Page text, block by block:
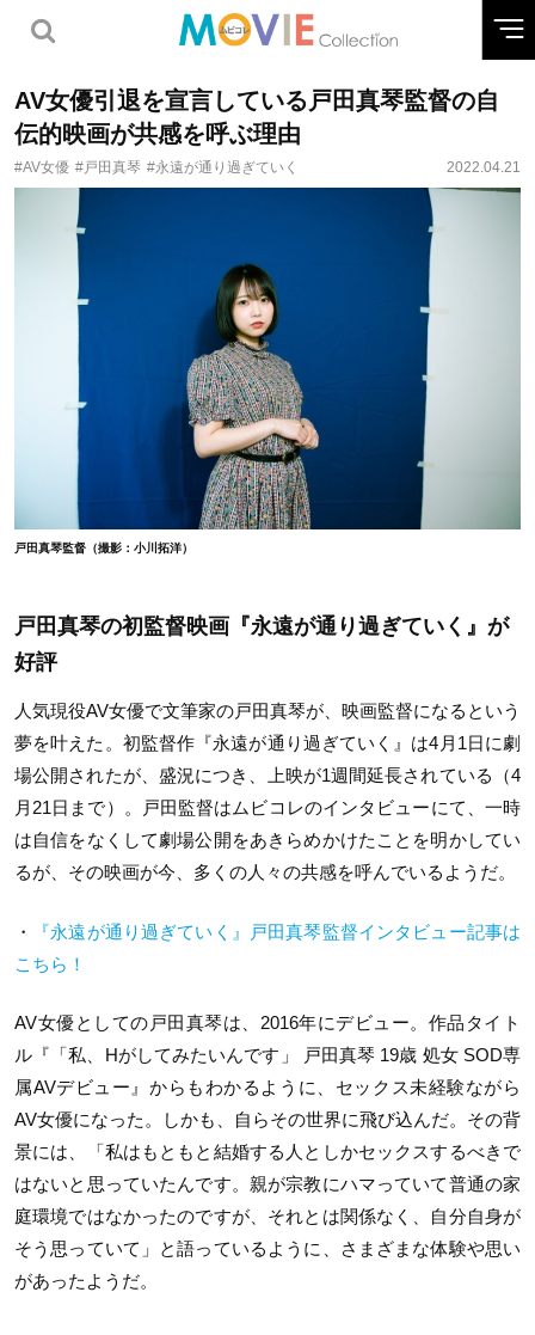
AV女優引退を宣言している戸田真琴監督の自
伝的映画が共感を呼ぶ理由
#AV女優 #戸田真琴 #永遠が通り過ぎていく 2022.04.21
戸田真琴監督（撮影：小川拓洋）
戸田真琴の初監督映画『永遠が通り過ぎていく』が
好評
人気現役AV女優で文筆家の戸田真琴が、映画監督になるという
夢を叶えた。初監督作『永遠が通り過ぎていく』は4月1日に劇
場公開されたが、盛況につき、上映が1週間延長されている（4
月21日まで）。戸田監督はムビコレのインタビューにて、一時
は自信をなくして劇場公開をあきらめかけたことを明かしてい
るが、その映画が今、多くの人々の共感を呼んでいるようだ。
・
『永遠が通り過ぎていく』戸田真琴監督インタビュー記事は
こちら！
AV女優としての戸田真琴は、2016年にデビュー。作品タイト
ル『「私、Hがしてみたいんです」 戸田真琴 19歳 処女 SOD専
属AVデビュー』からもわかるように、セックス未経験ながら
AV女優になった。しかも、自らその世界に飛び込んだ。その背
景には、「私はもともと結婚する人としかセックスするべきで
はないと思っていたんです。親が宗教にハマっていて普通の家
庭環境ではなかったのですが、それとは関係なく、自分自身が
そう思っていて」と語っているように、さまざまな体験や思い
があったようだ。